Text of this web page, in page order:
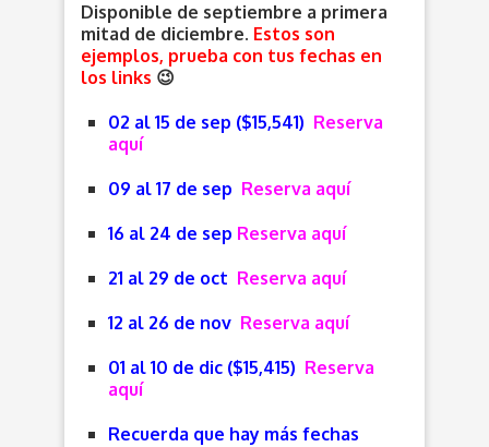
Disponible de septiembre a primera
mitad de diciembre. Estos son
ejemplos, prueba con tus fechas en
los links 😉
02 al 15 de sep ($15,541) Reserva
aquí
09 al 17 de sep Reserva aquí
16 al 24 de sep Reserva aquí
21 al 29 de oct Reserva aquí
12 al 26 de nov Reserva aquí
01 al 10 de dic ($15,415) Reserva
aquí
Recuerda que hay más fechas